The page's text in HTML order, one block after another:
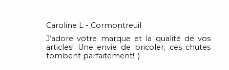
Caroline L - Cormontreuil
J’adore votre marque et la qualité de vos
articles! Une envie de bricoler, ces chutes
tombent parfaitement! :)